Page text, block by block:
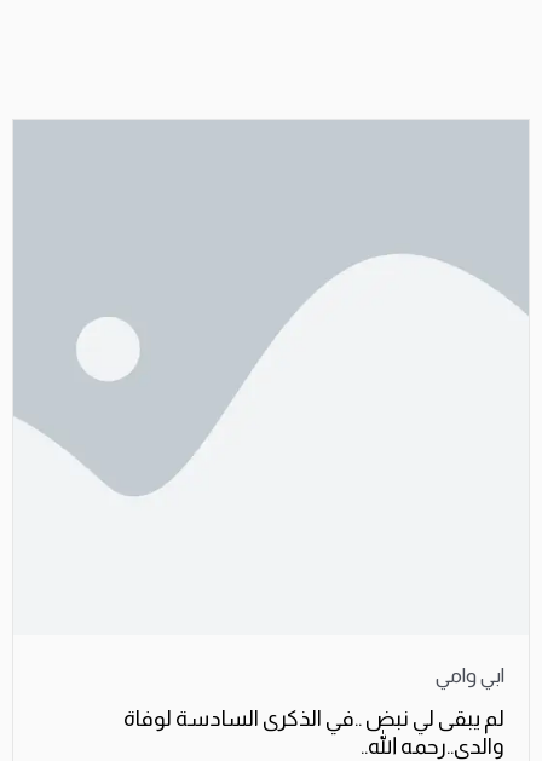
ابي وامي
لم يبقى لي نبض ..في الذكرى السادسة لوفاة
والدي..رحمه الله..